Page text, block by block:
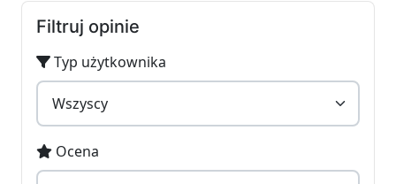
Filtruj opinie
Typ użytkownika
Ocena